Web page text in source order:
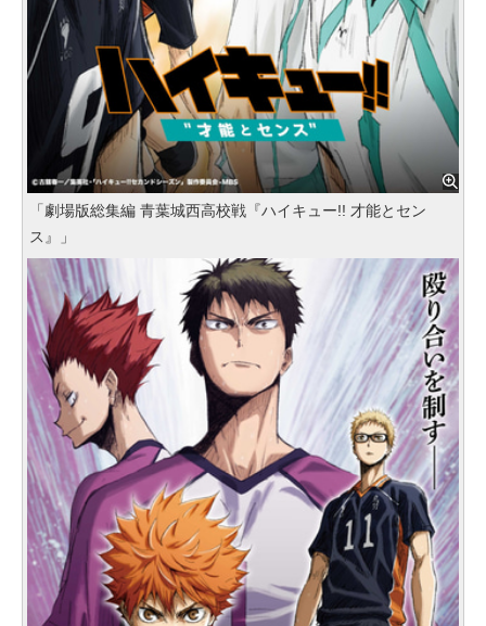
「劇場版総集編 青葉城西高校戦『ハイキュー!! 才能とセン
ス』」